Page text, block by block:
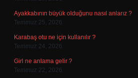
Ayakkabının büyük olduğunu nasıl anlarız ?
Temmuz 25, 2026
Karabaş otu ne için kullanılır ?
Temmuz 24, 2026
Girl ne anlama gelir ?
Temmuz 22, 2026